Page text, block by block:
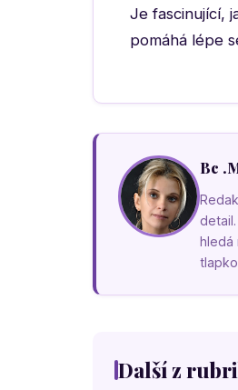
Je fascinující,
pomáhá lépe
Bc
hledá
Další z